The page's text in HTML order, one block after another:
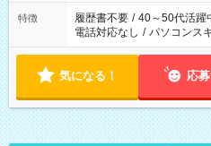
特徴 履歴書不要 / 40～50代活躍
電話対応なし / パソコンス
気になる！ 応